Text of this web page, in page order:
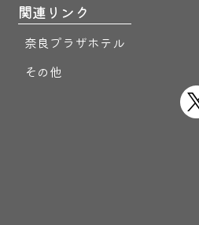
関連リンク
奈良プラザホテル
その他